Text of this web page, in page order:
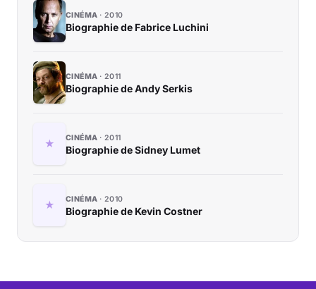
CINÉMA 2010
Biographie de Fabrice Luchini
CINÉMA 2011
Biographie de Andy Serkis
CINÉMA 2011
Biographie de Sidney Lumet
CINÉMA 2010
Biographie de Kevin Costner